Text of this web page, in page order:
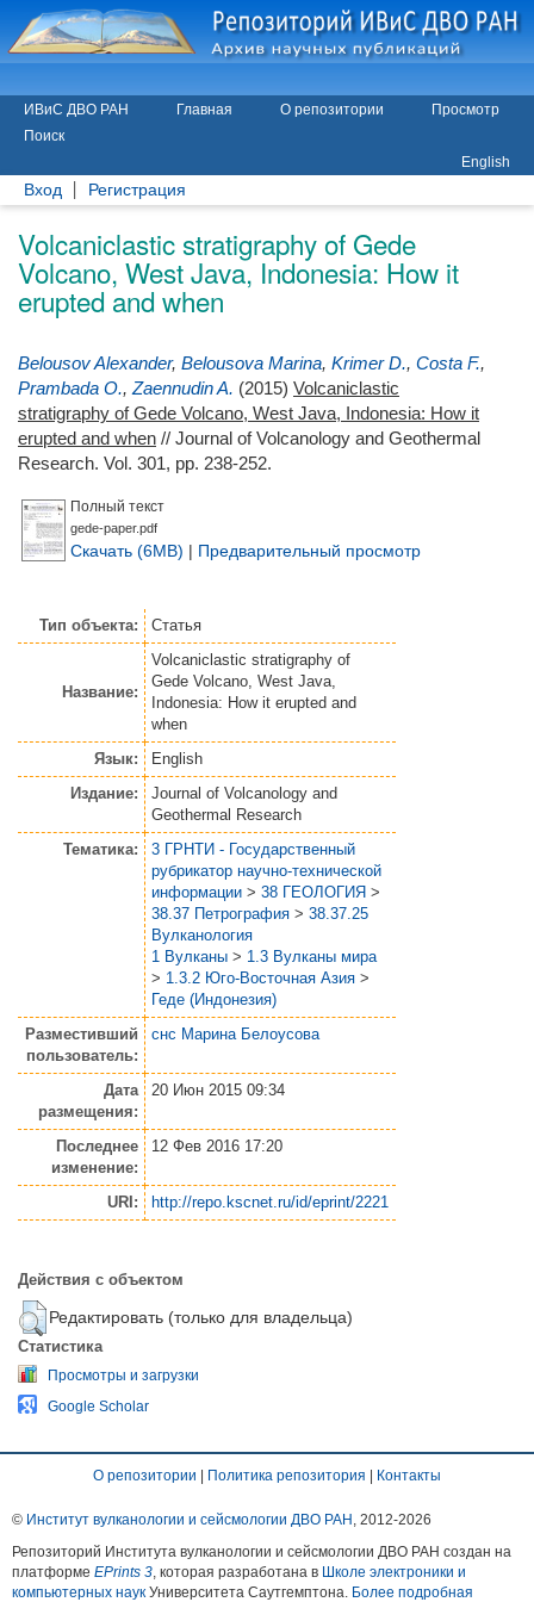
ИВиС ДВО РАН Главная О репозитории
Просмотр
Поиск
English
Вход Регистрация
Volcaniclastic stratigraphy of Gede
Volcano, West Java, Indonesia: How it
erupted and when
Belousov Alexander, Belousova Marina, Krimer D., Costa F.,
Prambada O., Zaennudin A. (2015) Volcaniclastic
stratigraphy of Gede Volcano, West Java, Indonesia: How it
erupted and when // Journal of Volcanology and Geothermal
Research. Vol. 301, pp. 238-252.
Полный текст
gede-paper.pdf
Скачать (6MB) | Предварительный просмотр
Тип объекта: Статья
Название:
Volcaniclastic stratigraphy of
Gede Volcano, West Java,
Indonesia: How it erupted and
when
Язык:
English
Издание:
Journal of Volcanology and
Geothermal Research
Тематика:
3 ГРНТИ - Государственный
рубрикатор научно-технической
информации > 38 ГЕОЛОГИЯ >
38.37 Петрография > 38.37.25
Вулканология
1 Вулканы > 1.3 Вулканы мира
> 1.3.2 Юго-Восточная Азия >
Геде (Индонезия)
Разместивший
пользователь:
снс Марина Белоусова
Дата
размещения:
20 Июн 2015 09:34
Последнее
изменение:
12 Фев 2016 17:20
URI: http://repo.kscnet.ru/id/eprint/2221
Действия с объектом
Редактировать (только для владельца)
Статистика
Просмотры и загрузки
Google Scholar
О репозитории | Политика репозитория | Контакты
© Институт вулканологии и сейсмологии ДВО РАН , 2012-2026
Репозиторий Института вулканологии и сейсмологии ДВО РАН создан на
платформе EPrints 3 , которая разработана в Школе электроники и
компьютерных наук Университета Саутгемптона. Более подробная